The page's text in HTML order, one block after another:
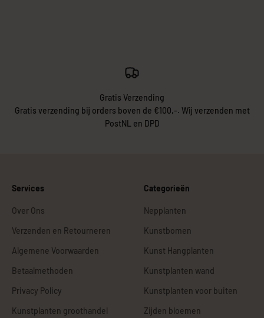
Gratis Verzending
Gratis verzending bij orders boven de €100,-. Wij verzenden met
PostNL en DPD
Services
Over Ons
Verzenden en Retourneren
Algemene Voorwaarden
Betaalmethoden
Privacy Policy
Kunstplanten groothandel
Categorieën
Nepplanten
Kunstbomen
Kunst Hangplanten
Kunstplanten wand
Kunstplanten voor buiten
Zijden bloemen